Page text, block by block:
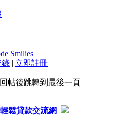
Smilies
錄 | 立即註冊
回帖後跳轉到最後一頁
鬆貸款交流網